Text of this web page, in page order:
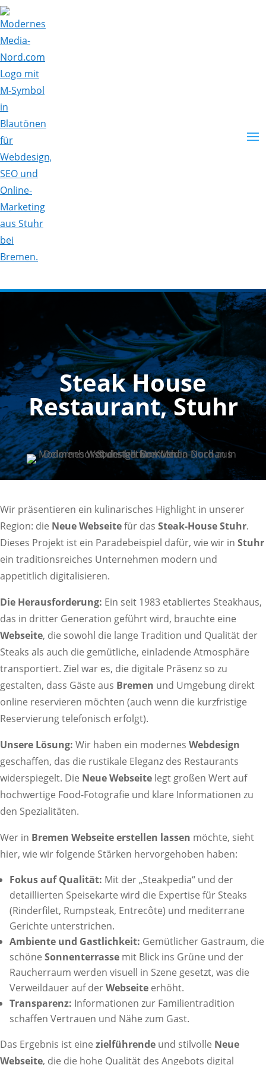
Steak House
Restaurant, Stuhr
Wir präsentieren ein kulinarisches Highlight in unserer
Region: die Neue Webseitefür das Steak-House Stuhr.
Dieses Projekt ist ein Paradebeispiel dafür, wie wir in Stuhr
ein traditionsreiches Unternehmen modern und
appetitlich digitalisieren.
Die Herausforderung: Ein seit 1983 etabliertes Steakhaus,
das in dritter Generation geführt wird, brauchte eine
Webseite, die sowohl die lange Tradition und Qualität der
Steaks als auch die gemütliche, einladende Atmosphäre
transportiert. Ziel war es, die digitale Präsenz so zu
gestalten, dass Gäste aus Bremen und Umgebung direkt
online reservieren möchten (auch wenn die kurzfristige
Reservierung telefonisch erfolgt).
Unsere Lösung: Wir haben ein modernes Webdesign
geschaffen, das die rustikale Eleganz des Restaurants
widerspiegelt. Die Neue Webseite legt großen Wert auf
hochwertige Food-Fotografie und klare Informationen zu
den Spezialitäten.
Wer in Bremen Webseite erstellen lassen möchte, sieht
hier, wie wir folgende Stärken hervorgehoben haben:
Fokus auf Qualität: Mit der „Steakpedia“ und der
detaillierten Speisekarte wird die Expertise für Steaks
(Rinderfilet, Rumpsteak, Entrecôte) und mediterrane
Gerichte unterstrichen.
Ambiente und Gastlichkeit: Gemütlicher Gastraum, die
schöne Sonnenterrasse mit Blick ins Grüne und der
Raucherraum werden visuell in Szene gesetzt, was die
Verweildauer auf derWebseite erhöht.
Transparenz: Informationen zur Familientradition
schaffen Vertrauen und Nähe zum Gast.
Das Ergebnis ist eine zielführende und stilvolle Neue
Webseite, die die hohe Qualität des Angebots digital